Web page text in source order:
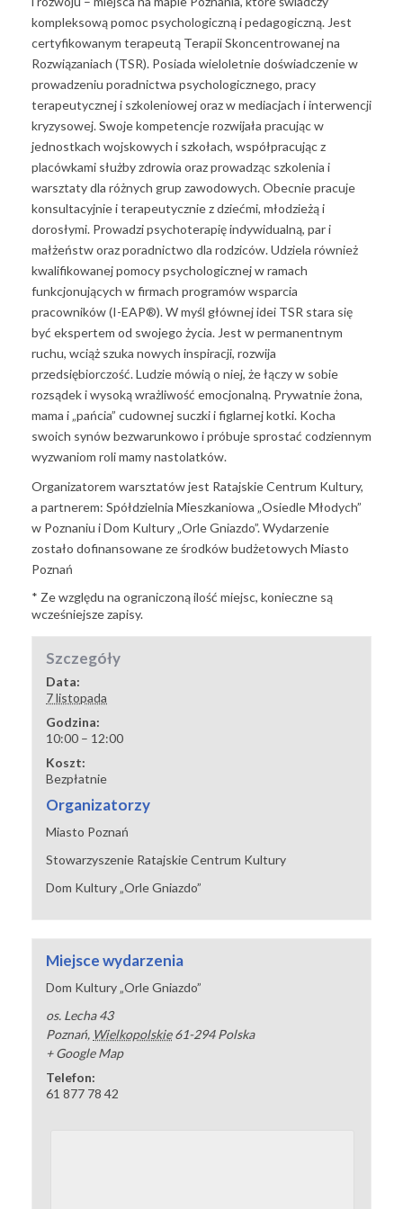
kompleksową pomoc psychologiczną i pedagogiczną. Jest
certyfikowanym terapeutą Terapii Skoncentrowanej na
Rozwiązaniach (TSR). Posiada wieloletnie doświadczenie w
prowadzeniu poradnictwa psychologicznego, pracy
terapeutycznej i szkoleniowej oraz w mediacjach i interwencji
kryzysowej. Swoje kompetencje rozwijała pracując w
jednostkach wojskowych i szkołach, współpracując z
placówkami służby zdrowia oraz prowadząc szkolenia i
warsztaty dla różnych grup zawodowych. Obecnie pracuje
konsultacyjnie i terapeutycznie z dziećmi, młodzieżą i
dorosłymi. Prowadzi psychoterapię indywidualną, par i
małżeństw oraz poradnictwo dla rodziców. Udziela również
kwalifikowanej pomocy psychologicznej w ramach
funkcjonujących w firmach programów wsparcia
pracowników (I-EAP®). W myśl głównej idei TSR stara się
być ekspertem od swojego życia. Jest w permanentnym
ruchu, wciąż szuka nowych inspiracji, rozwija
przedsiębiorczość. Ludzie mówią o niej, że łączy w sobie
rozsądek i wysoką wrażliwość emocjonalną. Prywatnie żona,
mama i „pańcia” cudownej suczki i figlarnej kotki. Kocha
swoich synów bezwarunkowo i próbuje sprostać codziennym
wyzwaniom roli mamy nastolatków.
Organizatorem warsztatów jest Ratajskie Centrum Kultury,
a partnerem: Spółdzielnia Mieszkaniowa „Osiedle Młodych”
w Poznaniu iDom Kultury „Orle Gniazdo”. Wydarzenie
zostało dofinansowane ze środków budżetowych Miasto
Poznań
* Ze względu na ograniczoną ilość miejsc, konieczne są
wcześniejsze zapisy.
Szczegóły
Data:
7 listopada
Godzina:
10:00 – 12:00
Koszt:
Bezpłatnie
Organizatorzy
Miasto Poznań
Stowarzyszenie Ratajskie Centrum Kultury
Dom Kultury „Orle Gniazdo”
Miejsce wydarzenia
Dom Kultury „Orle Gniazdo”
os. Lecha 43
Poznań, Wielkopolskie 61-294 Polska
+ Google Map
Telefon:
61 877 78 42